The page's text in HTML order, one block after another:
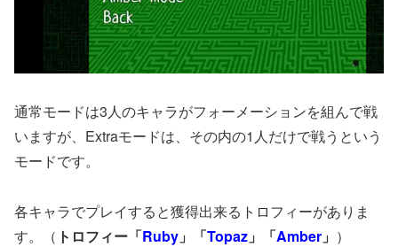
通常モードは3人のキャラがフォーメーションを組んで戦
いますが、Extraモードは、その内の1人だけで戦うという
モードです。
各キャラでプレイすると獲得出来るトロフィーがありま
す。（ トロフィー「Ruby 」「Topaz 」「Amber 」 ）